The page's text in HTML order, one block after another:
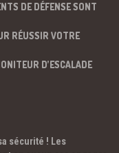
DE DÉFENSE SONT
RÉUSSIR VOTRE
D’ESCALADE
sécurité ! Les